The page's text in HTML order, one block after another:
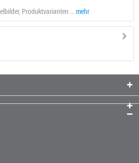
Produktvarianten ... mehr